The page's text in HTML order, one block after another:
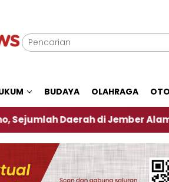
BUDAYA OLAHRAGA
Daerah di Jember Alami Krisi Air